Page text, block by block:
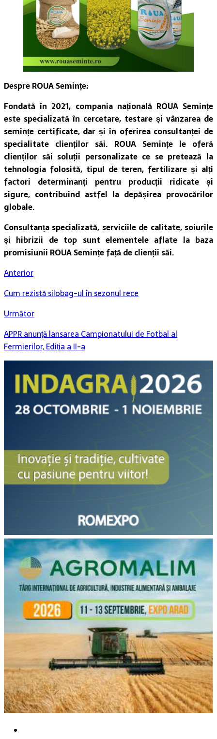
Despre ROUA Semințe:
Fondată în 2021, compania națională ROUA Semințe
este specializată în cercetare, testare și vânzarea de
semințe certificate, dar și în oferirea consultanței de
specialitate clienților săi. ROUA Semințe le oferă
clienților săi soluții personalizate ce se pretează la
tehnologia folosită, tipul de teren, fertilizare și alți
factori determinanți pentru producții ridicate și
sigure, contribuind astfel la depășirea provocărilor
globale.
Consultanța specializată, serviciile de calitate, soiurile
și hibrizii de top sunt elementele aflate la baza
promisiunii ROUA Semințe față de clienții săi.
Anterior
Cum rezistă silobag-ul în sezonul rece
Următor
APPR anunță lansarea Campionatului de Fotbal al
Fermierilor, Ediția a II-a